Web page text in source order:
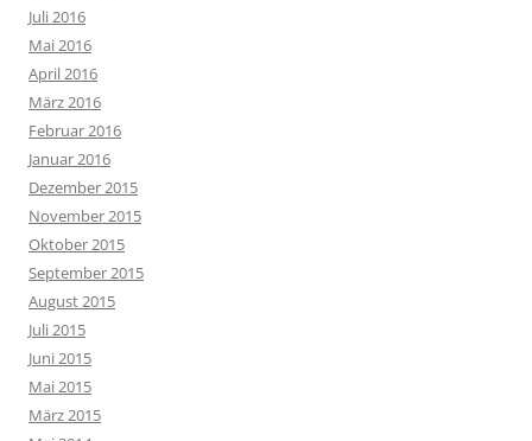
Juli 2016
Mai 2016
April 2016
März 2016
Februar 2016
Januar 2016
Dezember 2015
November 2015
Oktober 2015
September 2015
August 2015
Juli 2015
Juni 2015
Mai 2015
März 2015